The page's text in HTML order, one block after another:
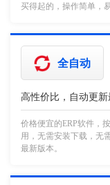
买得起的，操作简单，
全自动
高性价比，自动更新
价格便宜的ERP软件，
用，无需安装下载，无
最新版本。